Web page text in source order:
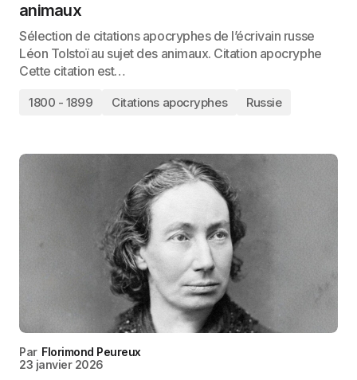
animaux
Sélection de citations apocryphes de l’écrivain russe
Léon Tolstoï au sujet des animaux. Citation apocryphe
Cette citation est…
1800 - 1899 Citations apocryphes Russie
Par Florimond Peureux
23 janvier 2026